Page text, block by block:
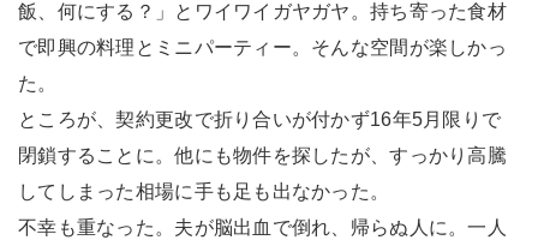
飯、何にする？」とワイワイガヤガヤ。持ち寄った食材
で即興の料理とミニパーティー。そんな空間が楽しかっ
た。
ところが、契約更改で折り合いが付かず16年5月限りで
閉鎖することに。他にも物件を探したが、すっかり高騰
してしまった相場に手も足も出なかった。
不幸も重なった。夫が脳出血で倒れ、帰らぬ人に。一人